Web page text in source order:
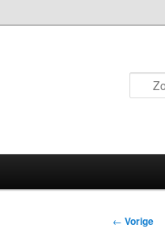
Bericht
← Vorige